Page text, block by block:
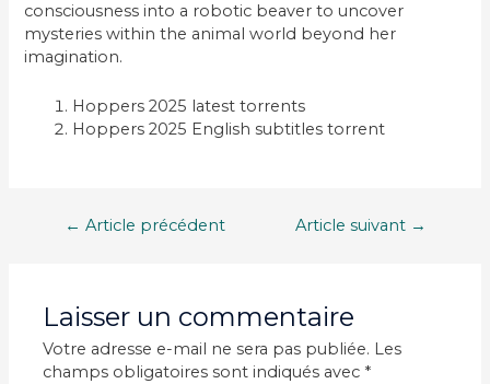
consciousness into a robotic beaver to uncover
mysteries within the animal world beyond her
imagination.
Hoppers 2025 latest torrents
Hoppers 2025 English subtitles torrent
Navigation
← Article précédent Article suivant →
Laisser un commentaire
Votre adresse e-mail ne sera pas publiée. Les
champs obligatoires sont indiqués avec *